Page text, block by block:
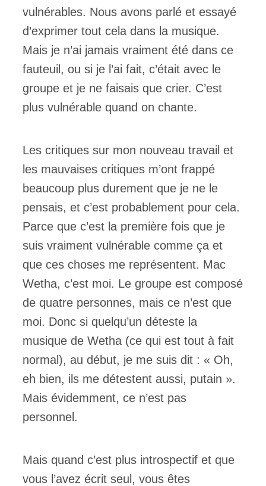
vulnérables. Nous avons parlé et essayé
d’exprimer tout cela dans la musique.
Mais je n’ai jamais vraiment été dans ce
fauteuil, ou si je l’ai fait, c’était avec le
groupe et je ne faisais que crier. C’est
plus vulnérable quand on chante.
Les critiques sur mon nouveau travail et
les mauvaises critiques m’ont frappé
beaucoup plus durement que je ne le
pensais, et c’est probablement pour cela.
Parce que c’est la première fois que je
suis vraiment vulnérable comme ça et
que ces choses me représentent. Mac
Wetha, c’est moi. Le groupe est composé
de quatre personnes, mais ce n’est que
moi. Donc si quelqu’un déteste la
musique de Wetha (ce qui est tout à fait
normal), au début, je me suis dit : « Oh,
eh bien, ils me détestent aussi, putain ».
Mais évidemment, ce n’est pas
personnel.
Mais quand c’est plus introspectif et que
vous l’avez écrit seul, vous êtes